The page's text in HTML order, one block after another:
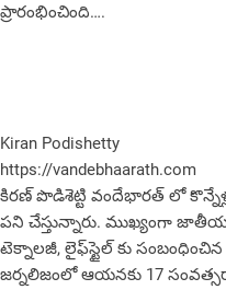
ప్రారంభించింది….
Kiran Podishetty
https://vandebhaarath.com
కిర‌ణ్ పొడిశెట్టి వందేభారత్ లో
పని చేస్తున్నారు. ముఖ్యంగా
టెక్నాల‌జీ, లైఫ్‌స్టైల్‌ కు
జర్నలిజంలో ఆయ‌న‌కు 17